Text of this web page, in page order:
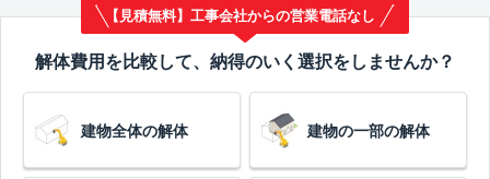
【見積無料】工事会社からの営業電話なし
解体費用を比較して、納得のいく選択をしませんか？
建物全体の解体 建物の一部の解体